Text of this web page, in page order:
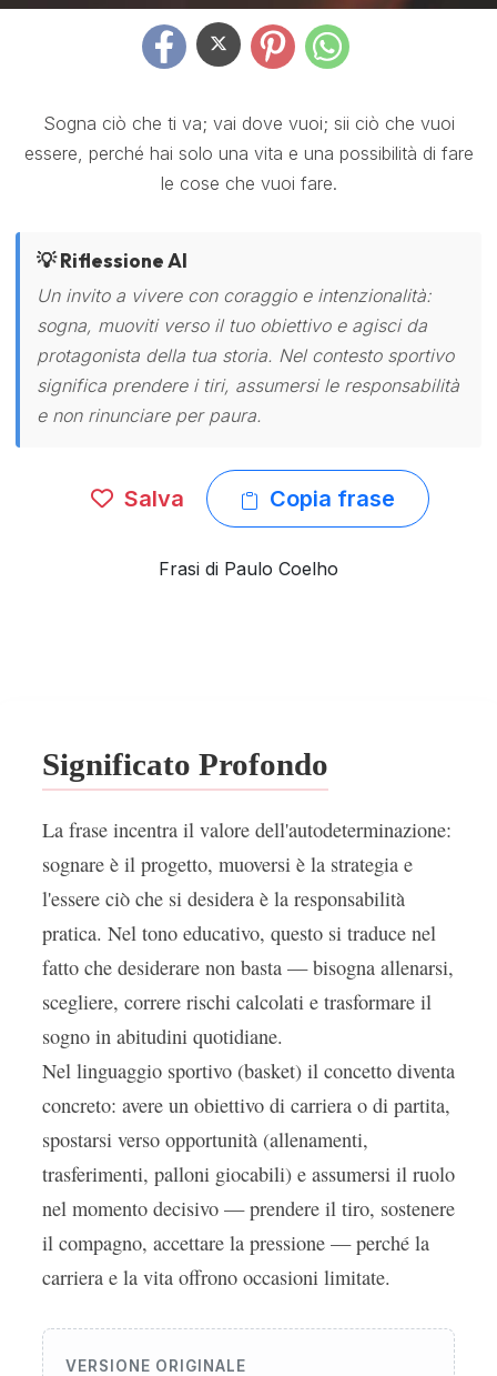
Sogna ciò che ti va; vai dove vuoi; sii ciò che vuoi
essere, perché hai solo una vita e una possibilità di fare
le cose che vuoi fare.
💡 Riflessione AI
Un invito a vivere con coraggio e intenzionalità:
sogna, muoviti verso il tuo obiettivo e agisci da
protagonista della tua storia. Nel contesto sportivo
significa prendere i tiri, assumersi le responsabilità
e non rinunciare per paura.
Salva Copia frase
Frasi di Paulo Coelho
Significato Profondo
La frase incentra il valore dell'autodeterminazione:
sognare è il progetto, muoversi è la strategia e
l'essere ciò che si desidera è la responsabilità
pratica. Nel tono educativo, questo si traduce nel
fatto che desiderare non basta — bisogna allenarsi,
scegliere, correre rischi calcolati e trasformare il
sogno in abitudini quotidiane.
Nel linguaggio sportivo (basket) il concetto diventa
concreto: avere un obiettivo di carriera o di partita,
spostarsi verso opportunità (allenamenti,
trasferimenti, palloni giocabili) e assumersi il ruolo
nel momento decisivo — prendere il tiro, sostenere
il compagno, accettare la pressione — perché la
carriera e la vita offrono occasioni limitate.
VERSIONE ORIGINALE